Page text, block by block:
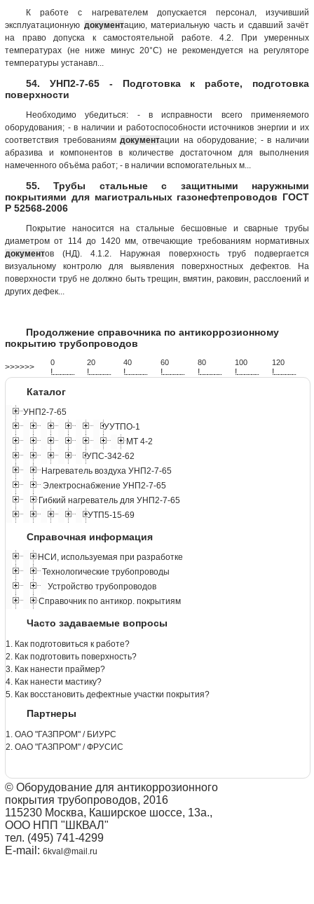
К работе с нагревателем допускается персонал, изучивший
эксплуатационную документацию, материальную часть и сдавший зачёт
на право допуска к самостоятельной работе. 4.2. При умеренных
температурах (не ниже минус 20°С) не рекомендуется на регуляторе
температуры устанавл...
54. УНП2-7-65 - Подготовка к работе, подготовка
поверхности
Необходимо убедиться: - в исправности всего применяемого
оборудования; - в наличии и работоспособности источников энергии и их
соответствия требованиямдокументации на оборудование; - в наличии
абразива и компонентов в количестве достаточном для выполнения
намеченного объёма работ; - в наличии вспомогательных м...
55. Трубы стальные с защитными наружными
покрытиями для магистральных газонефтепроводов ГОСТ
Р 52568-2006
Покрытие наносится на стальные бесшовные и сварные трубы
диаметром от 114 до 1420 мм, отвечающие требованиям нормативных
документов (НД). 4.1.2. Наружная поверхность труб подвергается
визуальному контролю для выявления поверхностных дефектов. На
поверхности труб не должно быть трещин, вмятин, раковин, расслоений и
других дефек...
Продолжение справочника по антикоррозионному
покрытию трубопроводов
>>>>>> 0
!...................
20
!...................
40
!...................
60
!...................
80
!...................
100
!...................
120
!...................
Каталог
УНП2-7-65
УУТПО-1
МТ 4-2
УПС-342-62
Нагреватель воздуха УНП2-7-65
Электроснабжение УНП2-7-65
Гибкий нагреватель для УНП2-7-65
УТП5-15-69
Справочная информация
НСИ, используемая при разработке
Технологические трубопроводы
Устройство трубопроводов
Справочник по антикор. покрытиям
Часто задаваемые вопросы
1. Как подготовиться к работе?
2. Как подготовить поверхность?
3. Как нанести праймер?
4. Как нанести мастику?
5. Как восстановить дефектные участки покрытия?
Партнеры
1. ОАО "ГАЗПРОМ" / БИУРС
2. ОАО "ГАЗПРОМ" / ФРУСИС
© Оборудование для антикоррозионного
покрытия трубопроводов, 2016
115230 Москва, Каширское шоссе, 13а.,
ООО НПП "ШКВАЛ"
тел. (495) 741-4299
E-mail: 6kval@mail.ru